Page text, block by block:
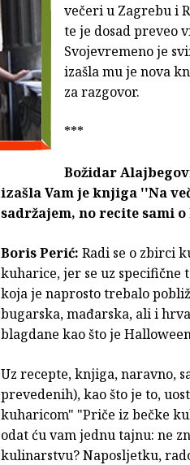
večeri u Zagrebu i
te je dosad preveo
Svojevremeno je
izašla mu je nova
za razgovor.
***
Božidar
izašla Vam je knjiga ''Na
sadržajem, no recite sami
Boris Perić: Radi se o zbirci
kuharice, jer se uz specifične
koja je naprosto trebalo
bugarska, mađarska, ali i
blagdane kao što je
Uz recepte, knjiga, naravno,
prevedenih), kao što je to,
kuharicom" "Priče iz bečke
odat ću vam jednu tajnu: ne
kulinarstvu? Naposljetku,